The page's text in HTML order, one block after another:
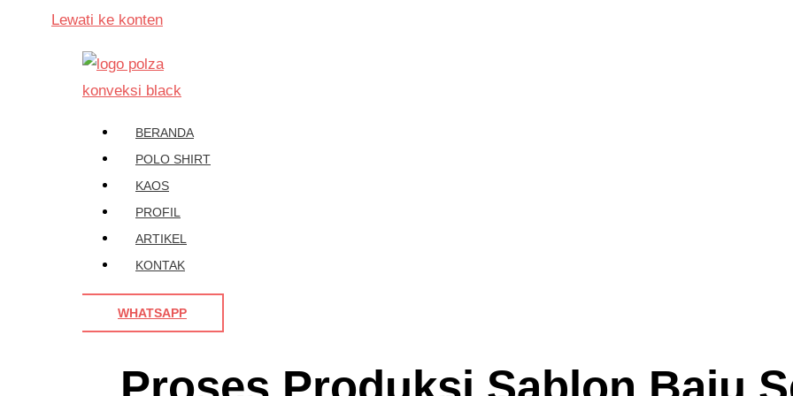
Lewati ke konten
BERANDA
POLO SHIRT
KAOS
PROFIL
ARTIKEL
KONTAK
WHATSAPP